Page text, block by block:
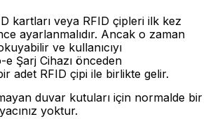
kartları veya RFID çipleri ilk kez
ayarlanmalıdır. Ancak o zaman
ve kullanıcıyı
e Şarj Cihazı önceden
adet RFID çipi ile birlikte gelir.
duvar kutuları için normalde bir
yoktur.